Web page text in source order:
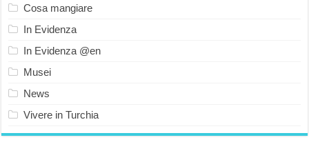
Cosa mangiare
In Evidenza
In Evidenza @en
Musei
News
Vivere in Turchia